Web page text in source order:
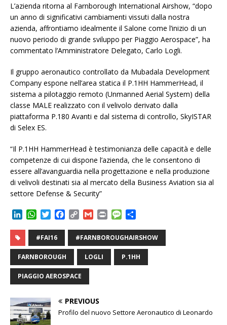
L’azienda ritorna al Farnborough International Airshow, “dopo
un anno di significativi cambiamenti vissuti dalla nostra
azienda, affrontiamo idealmente il Salone come l’inizio di un
nuovo periodo di grande sviluppo per Piaggio Aerospace”, ha
commentato l’Amministratore Delegato, Carlo Logli.
Il gruppo aeronautico controllato da Mubadala Development
Company espone nell’area statica il P.1HH HammerHead, il
sistema a pilotaggio remoto (Unmanned Aerial System) della
classe MALE realizzato con il velivolo derivato dalla
piattaforma P.180 Avanti e dal sistema di controllo, SkyISTAR
di Selex ES.
“Il P.1HH HammerHead è testimonianza delle capacità e delle
competenze di cui dispone l’azienda, che le consentono di
essere all’avanguardia nella progettazione e nella produzione
di velivoli destinati sia al mercato della Business Aviation sia al
settore Defense & Security”
k
e
d
I
n
W
a
t
s
A
p
p
T
i
t
t
e
r
e
b
o
o
k
p
y
i
n
k
G
a
i
l
i
n
M
s
s
a
g
n
d
i
v
#FAI16 #FARNBOROUGHAIRSHOW
FARNBOROUGH LOGLI P.1HH
PIAGGIO AEROSPACE
PREVIOUS
Profilo del nuovo Settore Aeronautico di Leonardo